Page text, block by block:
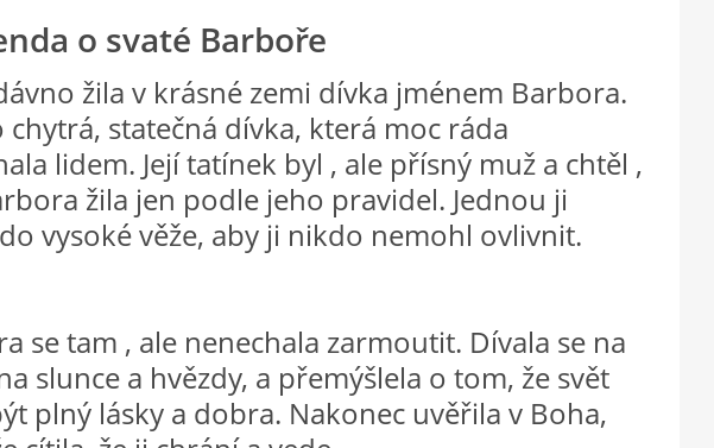
o svaté Barboře
žila v krásné zemi dívka jménem Barbora.
chytrá, statečná dívka, která moc ráda
lidem. Její tatínek byl , ale přísný muž a chtěl ,
žila jen podle jeho pravidel. Jednou ji
vysoké věže, aby ji nikdo nemohl ovlivnit.
se tam , ale nenechala zarmoutit. Dívala se na
slunce a hvězdy, a přemýšlela o tom, že svět
plný lásky a dobra. Nakonec uvěřila v Boha,